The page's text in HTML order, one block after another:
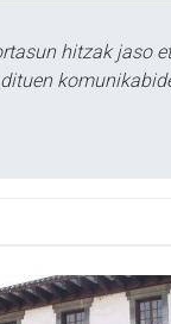
hitzak jaso